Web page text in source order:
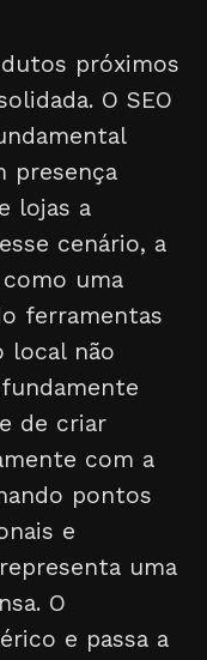
próximos
O SEO
presença
lojas a
cenário, a
uma
ferramentas
local não
de criar
com a
pontos
e
uma
O
e passa a